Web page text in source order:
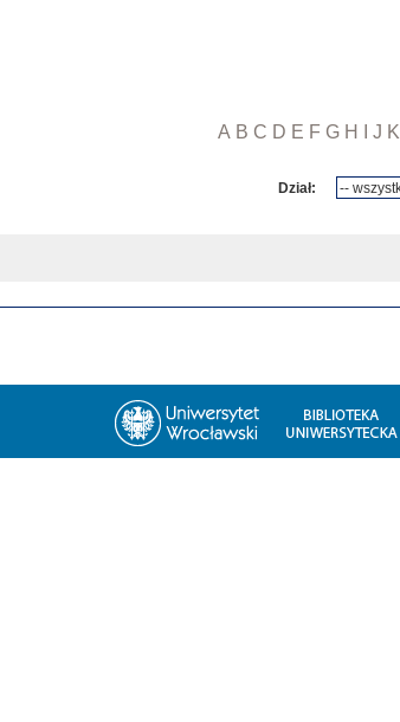
A B C D E F G H J K
Dział: